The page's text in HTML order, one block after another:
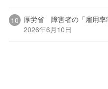
厚労省 障害者の「雇用率
2026年6月10日